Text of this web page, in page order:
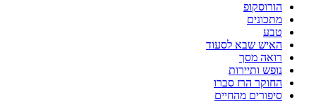
הורוסקופ
מתכונים
טבע
האיש שבא לסעוד
רואה מסך
נופש ותיירות
החוקר הרז סברו
סיפורים מהחיים